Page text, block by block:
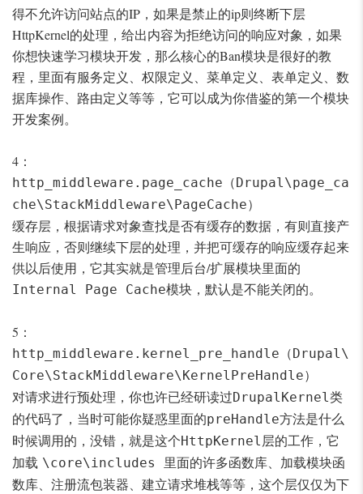
得不允许访问站点的IP，如果是禁止的ip则终断下层
HttpKernel的处理，给出内容为拒绝访问的响应对象，如果
你想快速学习模块开发，那么核心的Ban模块是很好的教
程，里面有服务定义、权限定义、菜单定义、表单定义、数
据库操作、路由定义等等，它可以成为你借鉴的第一个模块
开发案例。
4：
http_middleware.page_cache （Drupal\page_ca
che\StackMiddleware\PageCache）
缓存层，根据请求对象查找是否有缓存的数据，有则直接产
生响应，否则继续下层的处理，并把可缓存的响应缓存起来
供以后使用，它其实就是管理后台/扩展模块里面的
Internal Page Cache模块，默认是不能关闭的。
5：
http_middleware.kernel_pre_handle （Drupal\
Core\StackMiddleware\KernelPreHandle）
对请求进行预处理，你也许已经研读过DrupalKernel类
的代码了，当时可能你疑惑里面的preHandle方法是什么
时候调用的，没错，就是这个HttpKernel 层的工作，它
加载 \core\includes 里面的许多函数库、加载模块函
数库、注册流包装器、建立请求堆栈等等，这个层仅仅为下